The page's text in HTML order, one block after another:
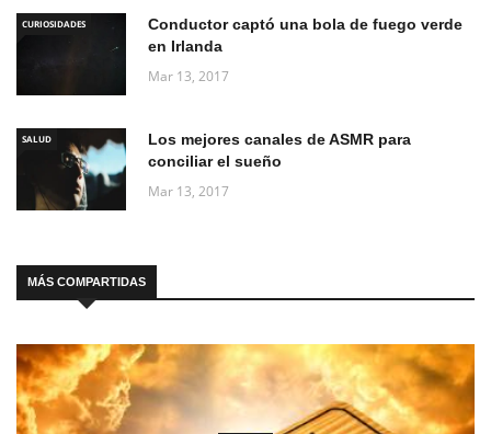
CURIOSIDADES
Conductor captó una bola de fuego verde
en Irlanda
Mar 13, 2017
SALUD
Los mejores canales de ASMR para
conciliar el sueño
Mar 13, 2017
MÁS COMPARTIDAS